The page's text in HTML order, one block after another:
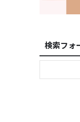
検索フォ